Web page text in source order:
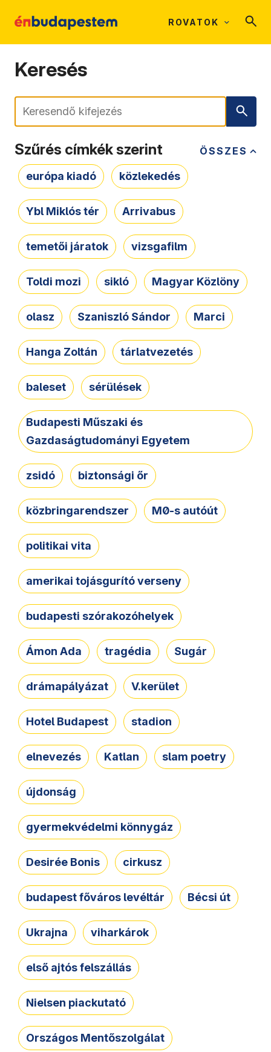
ROVATOK
Keresés
Keresés
ÖSSZES
Szűrés címkék szerint
európa kiadó közlekedés
Ybl Miklós tér Arrivabus
temetői járatok vizsgafilm
Toldi mozi sikló Magyar Közlöny
olasz Szaniszló Sándor Marci
Hanga Zoltán tárlatvezetés
baleset sérülések
Budapesti Műszaki és
Gazdaságtudományi Egyetem
zsidó biztonsági őr
közbringarendszer M0-s autóút
politikai vita
amerikai tojásgurító verseny
budapesti szórakozóhelyek
Ámon Ada tragédia Sugár
drámapályázat V.kerület
Hotel Budapest stadion
elnevezés Katlan slam poetry
újdonság
gyermekvédelmi könnygáz
Desirée Bonis cirkusz
budapest főváros levéltár Bécsi út
Ukrajna viharkárok
első ajtós felszállás
Nielsen piackutató
Országos Mentőszolgálat